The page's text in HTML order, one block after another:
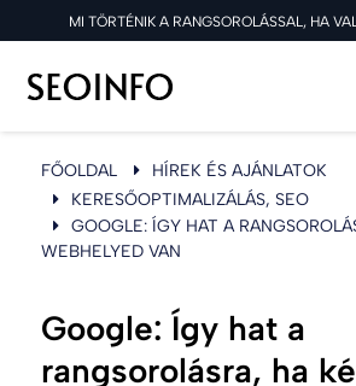
FŐOLDAL
HÍREK ÉS AJÁNLATOK
KERESŐOPTIMALIZÁLÁS, SEO
GOOGLE: ÍGY HAT A
WEBHELYED VAN
Google: Így hat a
rangsorolásra, ha